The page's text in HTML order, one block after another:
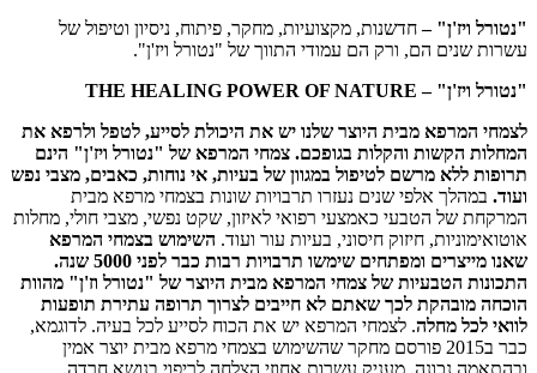
"נטורל ויז'ן" –חדשנות, מקצועיות, מחקר, פיתוח, ניסיון וטיפול של
עשרות שנים הם, ורק הם עמודי התווך של "נטורל ויז'ן".
"נטורל ויז'ן" – THE HEALING POWER OF NATURE
לצמחי המרפא מבית היוצר שלנו יש את היכולת לסייע, לטפל ולרפא את
המחלות הקשות והקלות בגופכם. צמחי המרפא של "נטורל ויז'ן" הינם
תרופות ללא מרשם לטיפול במגוון של בעיות, אי נוחות, כאבים, מצבי נפש
ועוד. במהלך אלפי שנים נעזרו תרבויות שונות בצמחי מרפא מבית
המרקחת של הטבעי כאמצעי רפואי לאיזון, שקט נפשי, מצבי חולי, מחלות
אוטואימוניות, חיזוק חיסוני, בעיות עור ועוד. השימוש בצמחי המרפא
שאנו מייצרים ומפתחים שימשו תרבויות רבות כבר לפני 5000 שנה.
התכונות הטבעיות של צמחי המרפא מבית היוצר של "נטורל וז'ן" מהוות
הוכחה מובהקת לכך שאתם לא חייבים לצרוך תרופה עתירת תופעות
לוואי לכל מחלה. לצמחי המרפא יש את הכוח לסייע לכל בעיה. לדוגמא,
כבר ב2015 פורסם מחקר שהשימוש בצמחי מרפא מבית יוצר אמין